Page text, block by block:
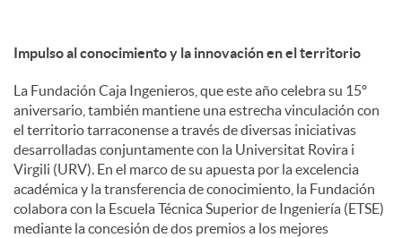
Impulso al conocimiento y la innovación en el territorio
La Fundación Caja Ingenieros, que este año celebra su 15º
aniversario, también mantiene una estrecha vinculación con
el territorio tarraconense a través de diversas iniciativas
desarrolladas conjuntamente con la Universitat Rovira i
Virgili (URV). En el marco de su apuesta por la excelencia
académica y la transferencia de conocimiento, la Fundación
colabora con la Escuela Técnica Superior de Ingeniería (ETSE)
mediante la concesión de dos premios a los mejores